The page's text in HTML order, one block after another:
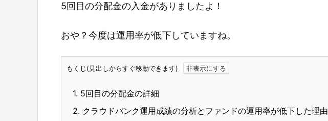
5回目の分配金の入金がありましたよ！
おや？今度は運用率が低下していますね。
もくじ(見出しからすぐ移動できます)
1. 5回目の分配金の詳細
2. クラウドバンク運用成績の分析とファンドの運用率が低下した理由